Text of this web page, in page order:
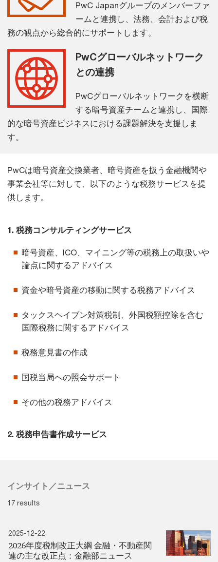
PwC Japanグループのメンバーファ
ームと連携し、法務、会計および税
務の観点から総合的にサポートします。
PwCグローバルネットワーク
との連携
PwCグローバルネットワークを横断
する暗号資産チームと連携し、国際
的な暗号資産ビジネスにおける課題解決を支援しま
す。
PwCは暗号資産交換業者、暗号資産を扱う金融機関や
事業会社等に対して、以下のような税務サービスを提
供します。
1. 税務コンサルティングサービス
暗号資産、ICO、マイニング等の税務上の取扱いや
論点に関するアドバイス
資金や暗号資産の移動に関する税務アドバイス
タックスヘイブン対策税制、外国税額控除を含む
国際税務に関するアドバイス
税務意見書の作成
国税当局への照会サポート
その他の税務アドバイス
2. 税務申告書作成サービス
インサイト／ニュース
17 results
2025-12-22
2026年度税制改正大綱 金融・不動産関
連の主な改正点：金融部ニュース